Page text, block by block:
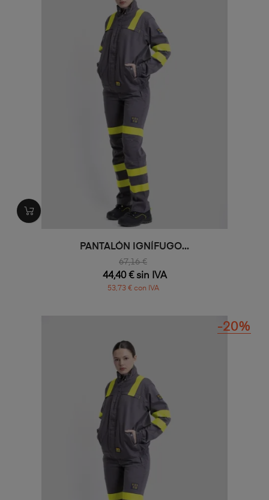
PANTALÓN IGNÍFUGO...
67,16 €
44,40 € sin IVA
53,73 € con IVA
-20%